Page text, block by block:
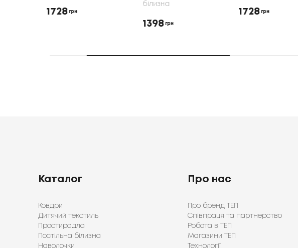
1728 грн
білизна
1398 грн
1728 грн
Каталог
Ковдри
Дитячий текстиль
Простирадла
Постільна білизна
Наволочки
Про нас
Про бренд ТЕП
Співпраця та партнерство
Робота в ТЕП
Магазини ТЕП
Технології